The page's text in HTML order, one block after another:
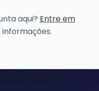
aqui? Entre em